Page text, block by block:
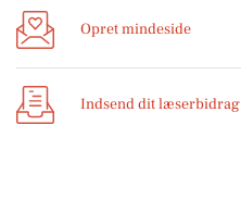
Opret mindeside
Indsend dit læserbidrag